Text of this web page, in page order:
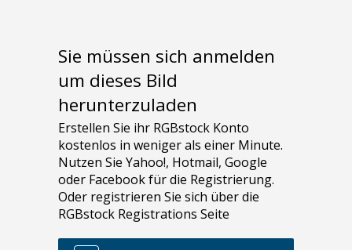
Sie müssen sich anmelden
um dieses Bild
herunterzuladen